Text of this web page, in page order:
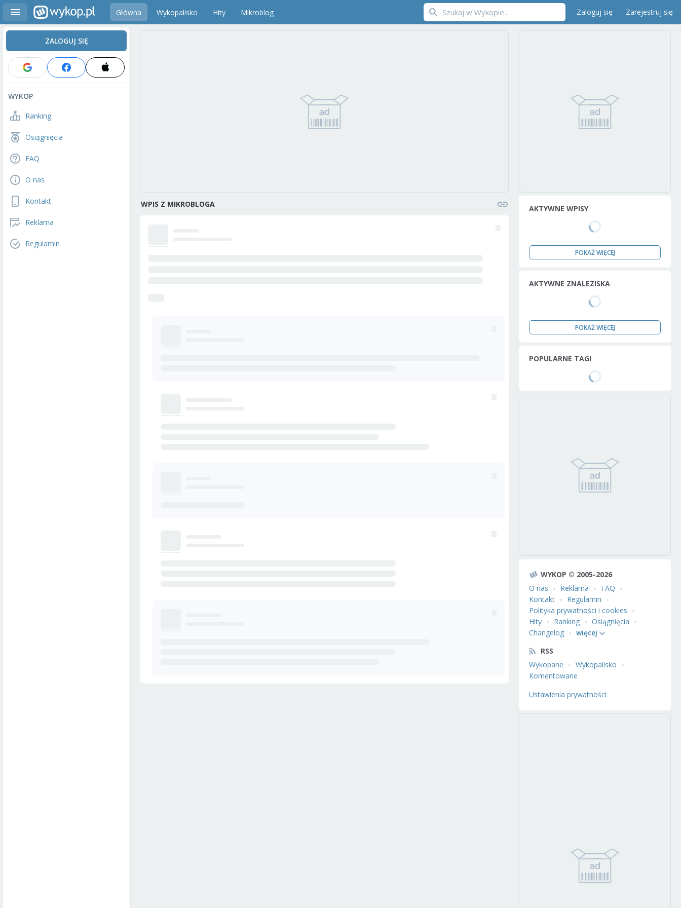
Główna Wykopalisko Hity Mikroblog Zaloguj się Zarejestruj się
ZALOGUJ SIĘ
WYKOP
Ranking
Osiągnięcia
FAQ
O nas
Kontakt
Reklama
Regulamin
WPIS Z MIKROBLOGA AKTYWNE WPISY
POKAŻ WIĘCEJ
AKTYWNE ZNALEZISKA
POKAŻ WIĘCEJ
POPULARNE TAGI
WYKOP © 2005-2026
O nas
Reklama
FAQ
Kontakt
Regulamin
Polityka prywatności i cookies
Hity
Ranking
Osiągnięcia
Changelog
więcej
RSS
Wykopane
Wykopalisko
Komentowane
Ustawienia prywatności